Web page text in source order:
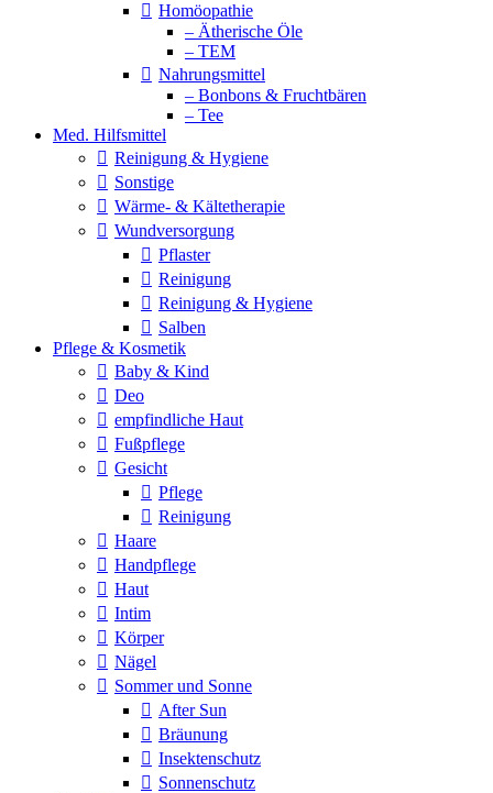
Homöopathie
– Ätherische Öle
– TEM
Nahrungsmittel
– Bonbons & Fruchtbären
– Tee
Med. Hilfsmittel
Reinigung & Hygiene
Sonstige
Wärme- & Kältetherapie
Wundversorgung
Pflaster
Reinigung
Reinigung & Hygiene
Salben
Pflege & Kosmetik
Baby & Kind
Deo
empfindliche Haut
Fußpflege
Gesicht
Pflege
Reinigung
Haare
Handpflege
Haut
Intim
Körper
Nägel
Sommer und Sonne
After Sun
Bräunung
Insektenschutz
Sonnenschutz